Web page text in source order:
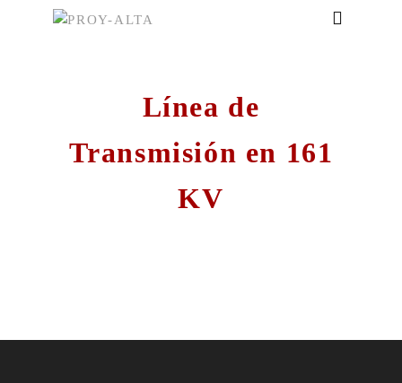
Línea de
Transmisión en 161
KV